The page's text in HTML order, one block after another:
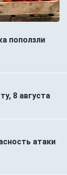
поползли
8 августа
атаки